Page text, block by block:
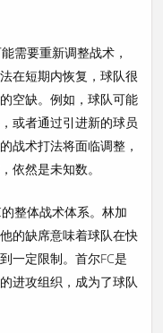
需要重新调整战术，
在短期内恢复，球队很
空缺。例如，球队可能
或者通过引进新的球员
战术打法将面临调整，
依然是未知数。
整体战术体系。林加
的缺席意味着球队在快
一定限制。首尔FC是
进攻组织，成为了球队